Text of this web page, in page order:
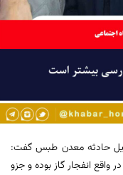
حادثه معدن طبس گفت:
انفجار گاز بوده و جزو